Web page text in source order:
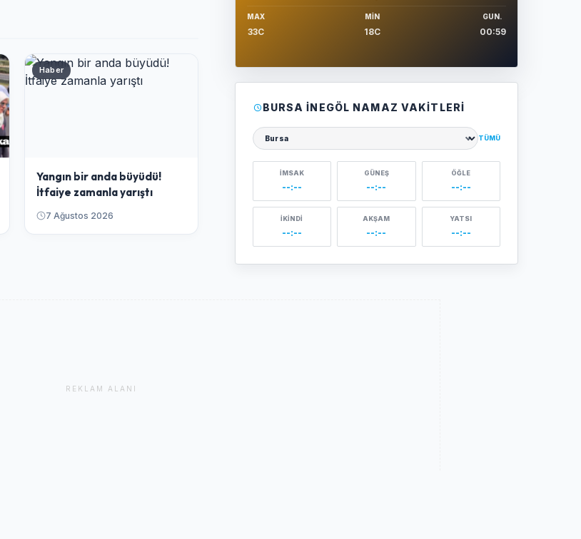
Haber
Yangın bir anda büyüdü!
İtfaiye zamanla yarıştı
7 Ağustos 2026
MAX
33C
MIN
18C
GUN.
00:59
BURSA İNEGÖL NAMAZ VAKITLERI
Şehir seçin
TÜMÜ
İMSAK
--:--
GÜNEŞ
--:--
ÖĞLE
--:--
İKINDI
--:--
AKŞAM
--:--
YATSI
--:--
REKLAM ALANI